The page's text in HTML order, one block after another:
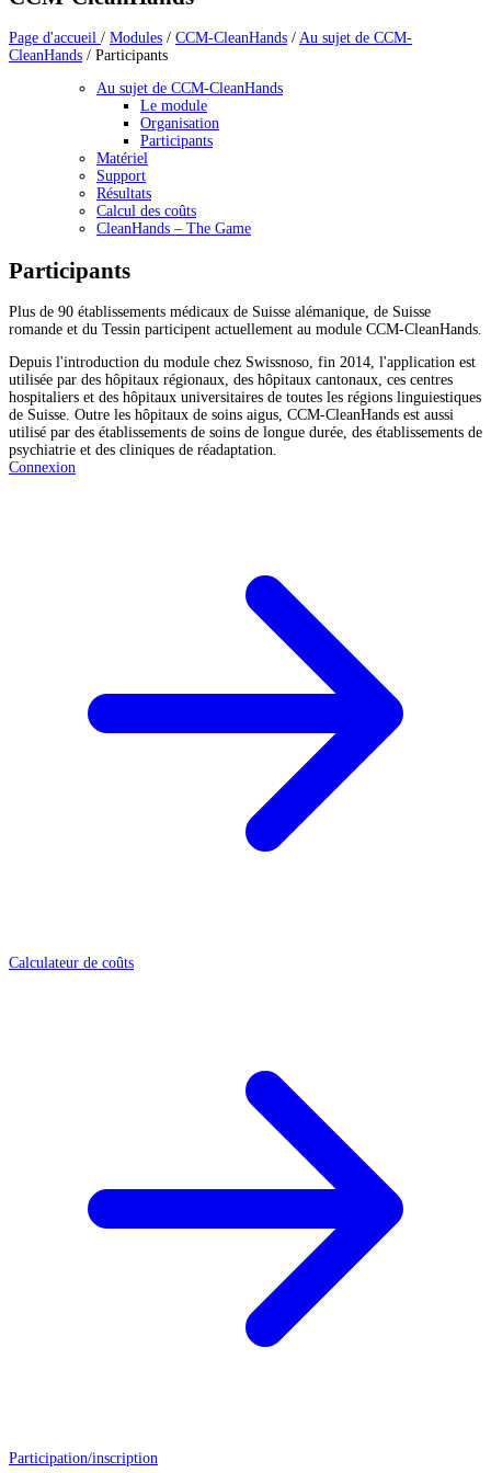
Page d'accueil / Modules / CCM-CleanHands / Au sujet de CCM-
CleanHands / Participants
Au sujet de CCM-CleanHands
Le module
Organisation
Participants
Matériel
Support
Résultats
Calcul des coûts
CleanHands – The Game
Participants
Plus de 90 établissements médicaux de Suisse alémanique, de Suisse
romande et du Tessin participent actuellement au module CCM-CleanHands.
Depuis l'introduction du module chez Swissnoso, fin 2014, l'application est
utilisée par des hôpitaux régionaux, des hôpitaux cantonaux, ces centres
hospitaliers et des hôpitaux universitaires de toutes les régions linguiestiques
de Suisse. Outre les hôpitaux de soins aigus, CCM-CleanHands est aussi
utilisé par des établissements de soins de longue durée, des établissements de
psychiatrie et des cliniques de réadaptation.
Connexion
Calculateur de coûts
Participation/inscription